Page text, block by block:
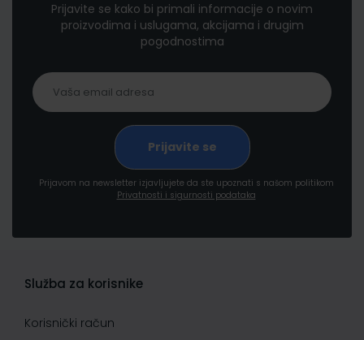
Prijavite se kako bi primali informacije o novim
proizvodima i uslugama, akcijama i drugim
pogodnostima
Prijavom na newsletter izjavljujete da ste upoznati s našom politikom
Privatnosti i sigurnosti podataka
Služba za korisnike
Korisnički račun